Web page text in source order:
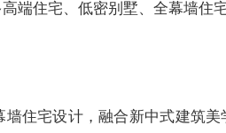
端住宅、低密别墅、全幕墙住
住宅设计，融合新中式建筑